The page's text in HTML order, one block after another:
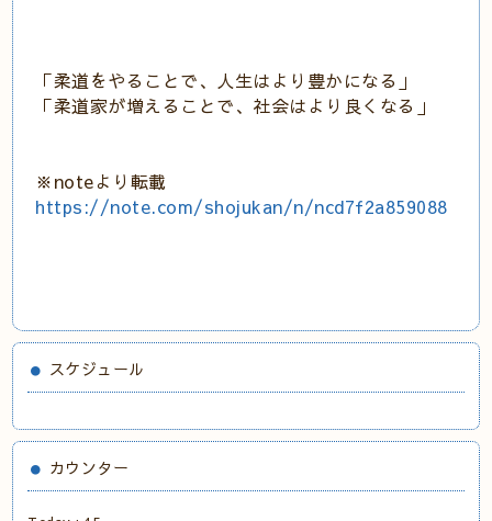
「柔道をやることで、人生はより豊かになる」
「柔道家が増えることで、社会はより良くなる」
※noteより転載
https://note.com/shojukan/n/ncd7f2a859088
スケジュール
カウンター